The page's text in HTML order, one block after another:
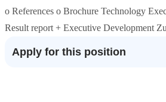
o References o Brochure Technology
Result report + Executive Development
Apply for this position